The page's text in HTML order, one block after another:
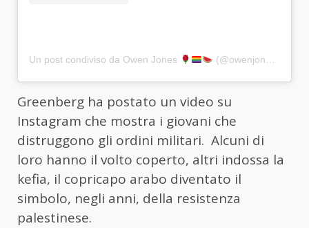
Un post condiviso da Owen Jones (@owenjonesjourno)
Greenberg ha postato un video su
Instagram che mostra i giovani che
distruggono gli ordini militari. Alcuni di
loro hanno il volto coperto, altri indossa la
kefia, il copricapo arabo diventato il
simbolo, negli anni, della resistenza
palestinese.